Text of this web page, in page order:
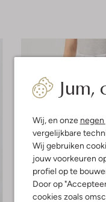
Jum,
Wij, en onze
vergelijkbare
Wij gebruiken
jouw voorkeuren
profiel op te
Door op
cookies zoals